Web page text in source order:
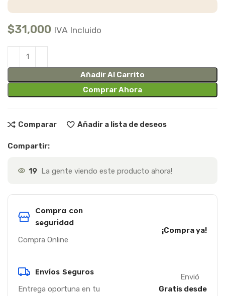
$31,000 IVA Incluido
Añadir Al Carrito
Comprar Ahora
Comparar Añadir a lista de deseos
Compartir:
19 La gente viendo este producto ahora!
Compra con
seguridad
Compra Online
¡Compra ya!
Envíos Seguros
Entrega oportuna en tu
Envió
Gratis desde